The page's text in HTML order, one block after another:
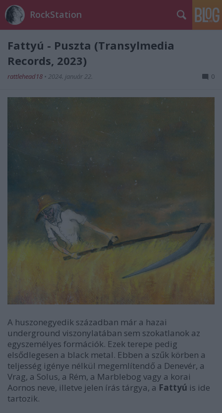
RockStation
Fattyú - Puszta (Transylmedia
Records, 2023)
rattlehead18 • 2024. január 22. 0
A huszonegyedik században már a hazai
underground viszonylatában sem szokatlanok az
egyszemélyes formációk. Ezek terepe pedig
elsődlegesen a black metal. Ebben a szűk körben a
teljesség igénye nélkül megemlítendő a Denevér, a
Vrag, a Solus, a Rém, a Marblebog vagy a korai
Aornos neve, illetve jelen írás tárgya, a Fattyú is ide
tartozik.